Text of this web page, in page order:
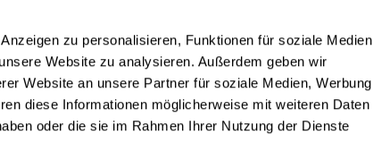
zu personalisieren, Funktionen für soziale Medien
Website zu analysieren. Außerdem geben wir
Website an unsere Partner für soziale Medien, Werbung
diese Informationen möglicherweise mit weiteren Daten
oder die sie im Rahmen Ihrer Nutzung der Dienste